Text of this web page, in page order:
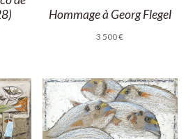
Hommage à Georg Flegel
3 500€